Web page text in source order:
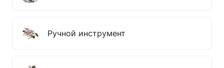
Ручной инструмент